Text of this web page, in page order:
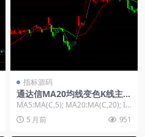
指标源码
通达信MA20均线变色K线主图
指标源码
MA5:MA(C,5); MA20:MA(C,20); IF
(MA20>R...
5 月前 951